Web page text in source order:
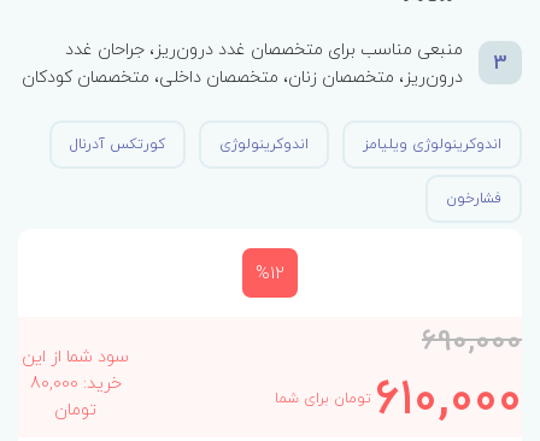
3
منبعی مناسب برای متخصصان غدد درون‌ریز، جراحان غدد
درون‌ریز، متخصصان زنان، متخصصان داخلی، متخصصان کودکان
اندوکرینولوژی ویلیامز اندوکرینولوژی کورتکس آدرنال
فشارخون
%12
690,000
610,000 تومان برای شما
سود شما از این
خرید: 80,000
تومان